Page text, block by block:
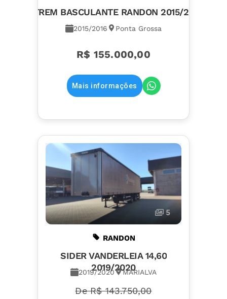
BITREM BASCULANTE RANDON 2015/2016
2015/2016 Ponta Grossa
R$ 155.000,00
Mais informações
5
RANDON
SIDER VANDERLEIA 14,60
2019/2020
2019/2020 MARIALVA
De R$ 143.750,00